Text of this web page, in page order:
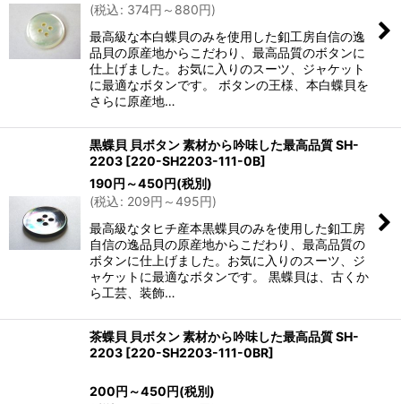
(税込: 374円 ～880円)
最高級な本白蝶貝のみを使用した釦工房自信の逸
品貝の原産地からこだわり、最高品質のボタンに
仕上げました。お気に入りのスーツ、ジャケット
に最適なボタンです。 ボタンの王様、本白蝶貝を
さらに原産地…
黒蝶貝 貝ボタン 素材から吟味した最高品質 SH-
2203 [220-SH2203-111-0B]
190円 ～450円(税別)
(税込: 209円 ～495円)
最高級なタヒチ産本黒蝶貝のみを使用した釦工房
自信の逸品貝の原産地からこだわり、最高品質の
ボタンに仕上げました。お気に入りのスーツ、ジ
ャケットに最適なボタンです。 黒蝶貝は、古くか
ら工芸、装飾…
茶蝶貝 貝ボタン 素材から吟味した最高品質 SH-
2203 [220-SH2203-111-0BR]
200円 ～450円(税別)